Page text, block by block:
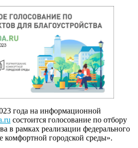
года на информационной
состоится голосование по отбору
в рамках реализации федерального
комфортной городской среды».